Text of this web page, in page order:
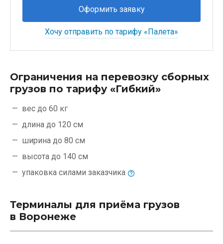
Оформить заявку
Хочу отправить по тарифу «Палета»
Ограничения на перевозку сборных
грузов по тарифу «Гибкий»
вес до 60 кг
длина до 120 см
ширина до 80 см
высота до 140 см
упаковка силами заказчика
Терминалы для приёма грузов
в Воронеже